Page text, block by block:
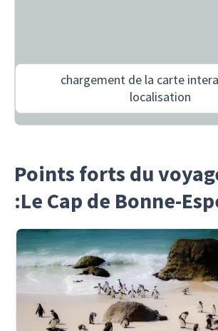
chargement de la carte
localisation
Points forts du
:Le Cap de Bonne-